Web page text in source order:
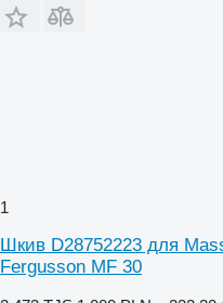
1
Шкив D28752223 для
Fergusson MF 30